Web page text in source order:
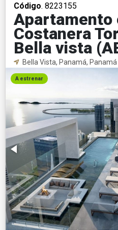
Código. 8223155
Apartamento
Costanera
Bella vista
Bella Vista, Panamá, Panamá
A estrenar